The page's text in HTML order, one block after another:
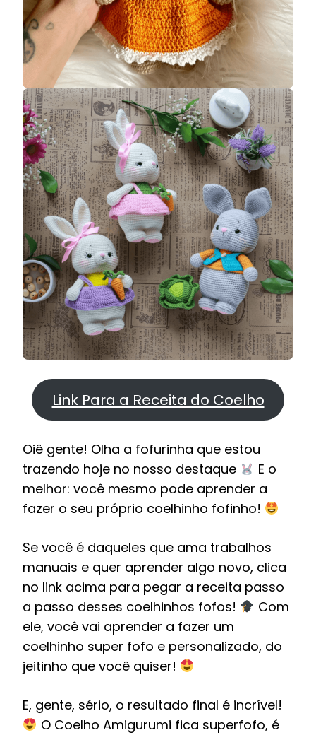
Link Para a Receita do Coelho
Oiê gente! Olha a fofurinha que estou
trazendo hoje no nosso destaque
E o
melhor: você mesmo pode aprender a
fazer o seu próprio coelhinho fofinho!
Se você é daqueles que ama trabalhos
manuais e quer aprender algo novo, clica
no link acima para pegar a receita passo
a passo desses coelhinhos fofos!
Com
ele, você vai aprender a fazer um
coelhinho super fofo e personalizado, do
jeitinho que você quiser!
E, gente, sério, o resultado final é incrível!
O Coelho Amigurumi fica superfofo, é